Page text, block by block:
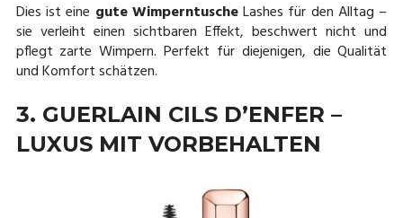
Dies ist eine gute WimperntuscheLashes für den Alltag –
sie verleiht einen sichtbaren Effekt, beschwert nicht und
pflegt zarte Wimpern. Perfekt für diejenigen, die Qualität
und Komfort schätzen.
3. GUERLAIN CILS D’ENFER –
LUXUS MIT VORBEHALTEN